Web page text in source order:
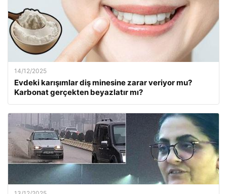
14/12/2025
Evdeki karışımlar diş minesine zarar veriyor mu?
Karbonat gerçekten beyazlatır mı?